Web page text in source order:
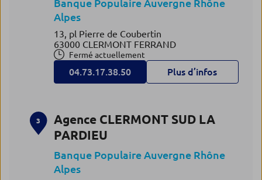
Banque Populaire Auvergne Rhône
Alpes
13, pl Pierre de Coubertin
63000 CLERMONT FERRAND
Fermé actuellement
04.73.17.38.50 Plus d’infos
3
Agence CLERMONT SUD LA
PARDIEU
Banque Populaire Auvergne Rhône
Alpes